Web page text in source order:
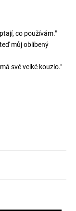
co používám."
můj oblíbený
své velké kouzlo."